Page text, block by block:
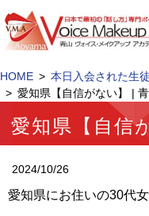
HOME
本日入会された生
愛知県【自信がない】 |
愛知県【自信
2024/10/26
愛知県にお住いの30代女